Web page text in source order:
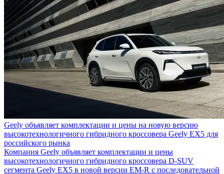
Geely объявляет комплектации и цены на новую версию
высокотехнологичного гибридного кроссовера Geely EX5 для
российского рынка
Компания Geely объявляет комплектации и цены
высокотехнологичного гибридного кроссовера D-SUV
сегмента Geely EX5 в новой версии EM-R с последовательной